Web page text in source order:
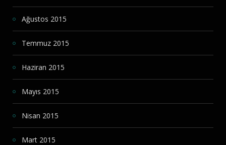
Ağustos 2015
Temmuz 2015
Haziran 2015
Mayıs 2015
Nisan 2015
Mart 2015